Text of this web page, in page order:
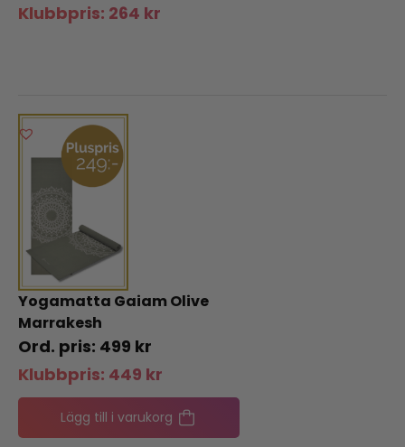
Klubbpris: 264 kr
Yogamatta Gaiam Olive
Marrakesh
499 kr
Klubbpris: 449 kr
Lägg till i varukorg